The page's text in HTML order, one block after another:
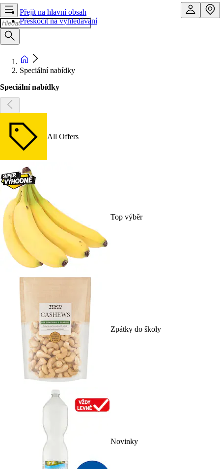
Přejít na hlavní obsah
Přeskočit na vyhledávání
Speciální nabídky
Speciální nabídky
All Offers
Top výběr
Zpátky do školy
Novinky